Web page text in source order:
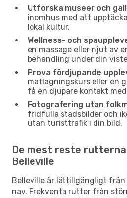
Utforska museer och
inomhus med att
lokal kultur.
Wellness- och
en massage eller njut av
behandling under din
Prova fördjupande
matlagningskurs eller en
få en djupare kontakt
Fotografering utan
fridfulla stadsbilder och
utan turisttrafik i din bild.
De mest reste
Belleville
Belleville är lättillgängligt
nav. Frekventa rutter från